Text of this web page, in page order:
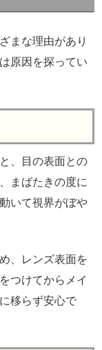
まな理由があり
原因を探ってい
、目の表面との
まばたきの度に
いて視界がぼや
、レンズ表面を
つけてからメイ
移らず安心で